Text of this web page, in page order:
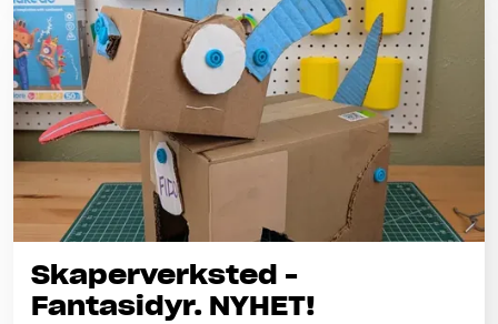
Skaperverksted -
Fantasidyr. NYHET!